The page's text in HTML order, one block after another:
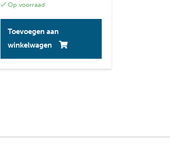
Op voorraad
Toevoegen aan
winkelwagen